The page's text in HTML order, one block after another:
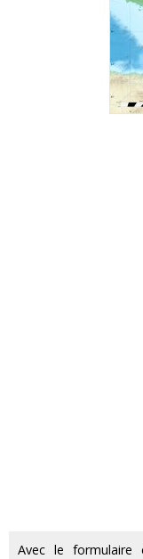
Avec le formulaire